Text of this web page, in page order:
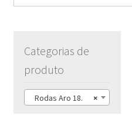
Categorias de
produto
×
Rodas Aro 18.